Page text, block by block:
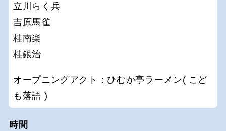
立川らく兵
吉原馬雀
桂南楽
桂銀治
オープニングアクト：ひむか亭ラーメン( こど
も落語 )
時間